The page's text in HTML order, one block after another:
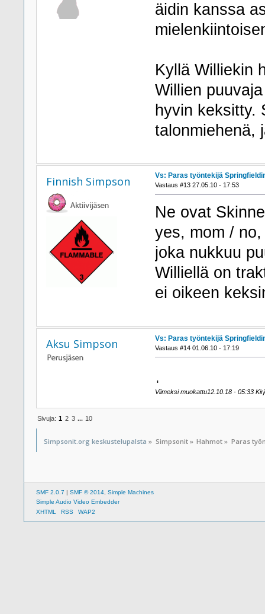
äidin kanssa
Kyllä Williekin
Willien
hyvin keksitty.
talonmiehenä,
Finnish Simpson Vs: Paras työntekijä
Vastaus #13 27.05.10 - 17:53
Ne ovat
yes, mom /
joka nukkuu
Williellä on
ei oikeen
Aksu Simpson Vs: Paras työntekijä
Vastaus #14 01.06.10 - 17:19
Viimeksi muokattu12.10.18 - 05:33
Sivuja: 1 2 3 ... 10
Simpsonit.org keskustelupalsta » Simpsonit» Hahmot » Paras
SMF 2.0.7 | SMF © 2014 Simple Machines
Simple Audio Video Embedder
XHTML
RSS WAP2